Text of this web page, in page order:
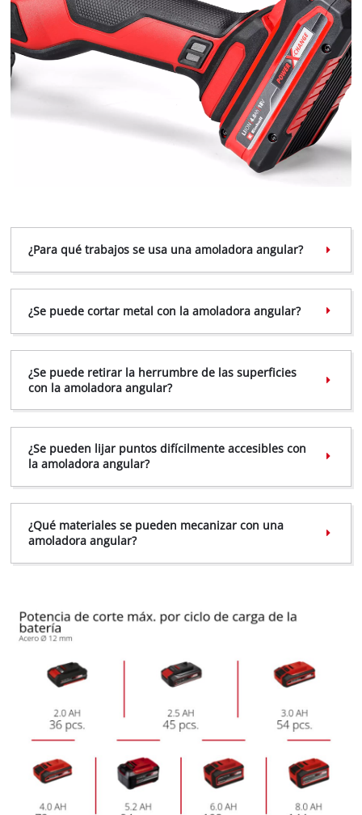
¿Para qué trabajos se usa una amoladora angular?
¿Se puede cortar metal con la amoladora angular?
¿Se puede retirar la herrumbre de las superficies
con la amoladora angular?
¿Se pueden lijar puntos difícilmente accesibles con
la amoladora angular?
¿Qué materiales se pueden mecanizar con una
amoladora angular?